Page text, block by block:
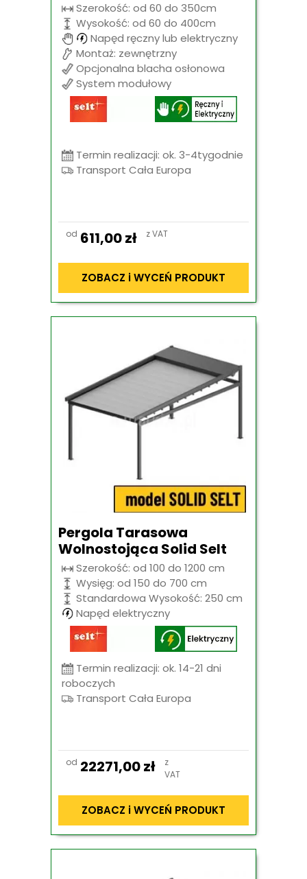
Szerokość: od 60 do 350cm
Wysokość: od 60 do 400cm
Napęd ręczny lub elektryczny
Montaż: zewnętrzny
Opcjonalna blacha osłonowa
System modułowy
Termin realizacji: ok. 3-4tygodnie
Transport Cała Europa
od 611,00zł z VAT
ZOBACZ i WYCEŃ PRODUKT
Pergola Tarasowa
Wolnostojąca Solid Selt
Szerokość: od 100 do 1200 cm
Wysięg: od 150 do 700 cm
Standardowa Wysokość: 250 cm
Napęd elektryczny
Termin realizacji: ok. 14-21 dni
roboczych
Transport Cała Europa
od 22271,00zł
z
VAT
ZOBACZ i WYCEŃ PRODUKT